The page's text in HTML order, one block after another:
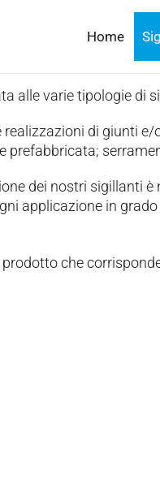
Home
alle varie tipologie di
realizzazioni di giunti
prefabbricata;
dei nostri sigillanti
applicazione in
che